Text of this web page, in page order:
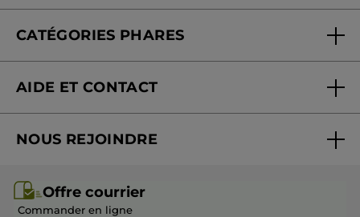
Blog Act Beautiful
CATÉGORIES PHARES
Promotions
Idées cadeaux
Collection de Noël
AIDE ET CONTACT
Mes cadeaux
Questions & Réponses
NOUS REJOINDRE
Devenir franchisé ou gérant
Offre courrier
Commander en ligne